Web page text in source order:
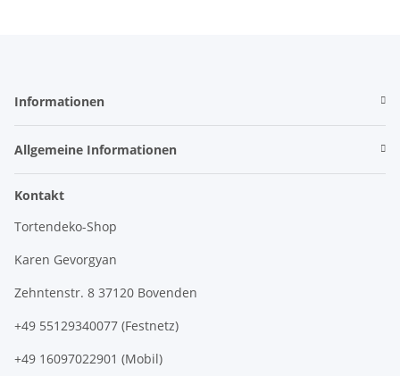
Informationen
Allgemeine Informationen
Kontakt
Tortendeko-Shop
Karen Gevorgyan
Zehntenstr. 8 37120 Bovenden
+49 55129340077 (Festnetz)
+49 16097022901 (Mobil)